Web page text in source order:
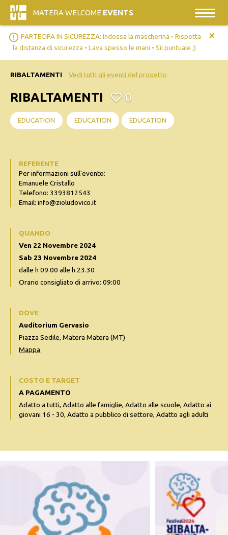
MATERA WELCOME EVENTS
error_outline PARTECIPA IN SICUREZZA: Indossa la mascherina • Rispetta
la distanza di sicurezza • Lava spesso le mani • Sii puntuale ;)
+
RIBALTAMENTI Vedi tutti gli eventi del progetto
RIBALTAMENTI 0
EDUCATION EDUCATION EDUCATION
REFERENTE
Per informazioni sull'evento:
Emanuele Cristallo
Telefono: 3393812543
Email: info@zioludovico.it
QUANDO
Ven 22 Novembre 2024
Sab 23 Novembre 2024
dalle h 09.00 alle h 23.30
Orario consigliato di arrivo: 09:00
DOVE
Auditorium Gervasio
Piazza Sedile, Matera Matera (MT)
Mappa
COSTO E TARGET
A PAGAMENTO
Adatto a tutti, Adatto alle famiglie, Adatto alle scuole, Adatto ai
giovani 16 - 30, Adatto a pubblico di settore, Adatto agli adulti